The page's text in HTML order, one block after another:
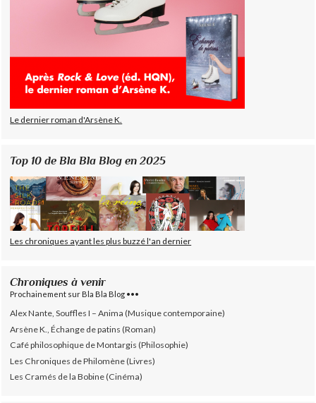
Le dernier roman d'Arsène K.
Top 10 de Bla Bla Blog en 2025
Les chroniques ayant les plus buzzé l'an dernier
Chroniques à venir
Prochainement sur Bla Bla Blog •••
Alex Nante, Souffles I – Anima (Musique contemporaine)
Arsène K., Échange de patins (Roman)
Café philosophique de Montargis (Philosophie)
Les Chroniques de Philomène (Livres)
Les Cramés de la Bobine (Cinéma)